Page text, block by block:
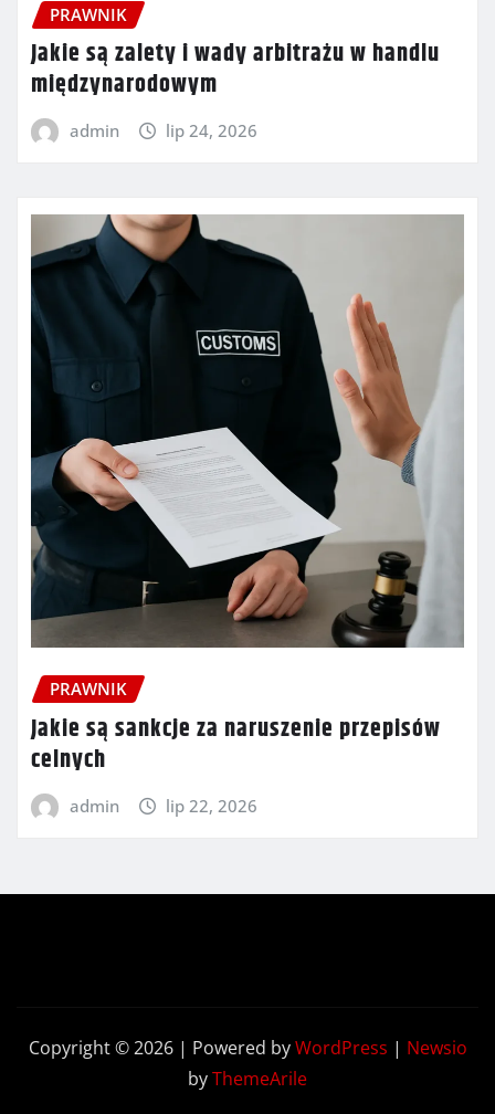
PRAWNIK
Jakie są zalety i wady arbitrażu w handlu
międzynarodowym
admin lip 24, 2026
PRAWNIK
Jakie są sankcje za naruszenie przepisów
celnych
admin lip 22, 2026
Copyright © 2026 | Powered byWordPress | Newsio
byThemeArile